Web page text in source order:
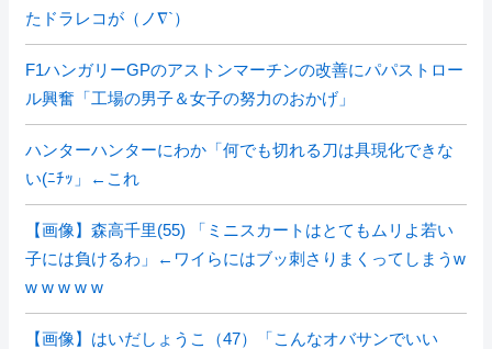
たドラレコが（ノ∇`）
F1ハンガリーGPのアストンマーチンの改善にパパストロー
ル興奮「工場の男子＆女子の努力のおかげ」
ハンターハンターにわか「何でも切れる刀は具現化できな
い(ﾆﾁｯ」←これ
【画像】森高千里(55) 「ミニスカートはとてもムリよ若い
子には負けるわ」←ワイらにはブッ刺さりまくってしまうw
w w w w w
【画像】はいだしょうこ（47）「こんなオバサンでいい